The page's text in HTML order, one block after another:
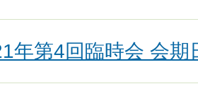
年第4回臨時会 会期